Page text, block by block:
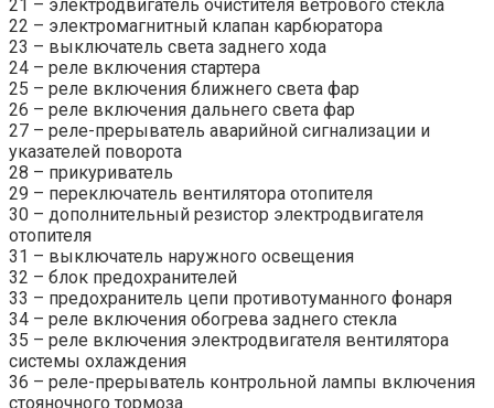
21 – электродвигатель очистителя ветрового стекла
22 – электромагнитный клапан карбюратора
23 – выключатель света заднего хода
24 – реле включения стартера
25 – реле включения ближнего света фар
26 – реле включения дальнего света фар
27 – реле-прерыватель аварийной сигнализации и
указателей поворота
28 – прикуриватель
29 – переключатель вентилятора отопителя
30 – дополнительный резистор электродвигателя
отопителя
31 – выключатель наружного освещения
32 – блок предохранителей
33 – предохранитель цепи противотуманного фонаря
34 – реле включения обогрева заднего стекла
35 – реле включения электродвигателя вентилятора
системы охлаждения
36 – реле-прерыватель контрольной лампы включения
стояночного тормоза